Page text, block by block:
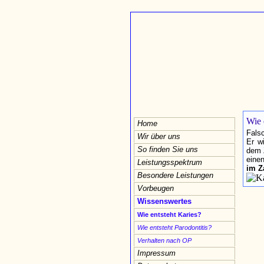
Home
Wir über uns
So finden Sie uns
Leistungsspektrum
Besondere Leistungen
Vorbeugen
Wissenswertes
Wie entsteht Karies?
Wie entsteht Parodontitis?
Verhalten nach OP
Impressum
Wie
Er
dem
im